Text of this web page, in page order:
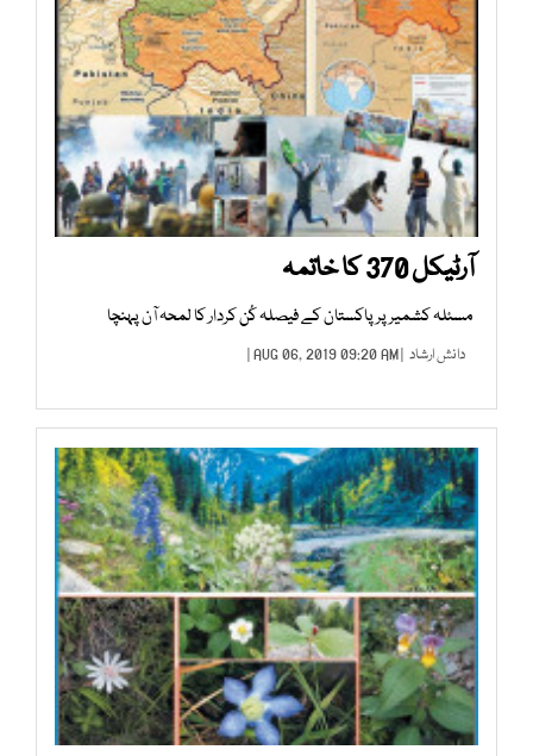
آرٹیکل 370 کا خاتمہ
مسئلہ کشمیر پر پاکستان کے فیصلہ کُن کردار کا لمحہ آن پہنچا
دانش ارشاد | AUG 06, 2019 09:20 AM |